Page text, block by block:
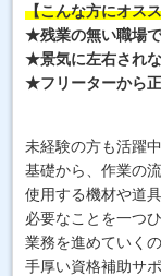
【こんな方にオス
★残業の無い職場
★景気に左右され
★フリーターから
未経験の方も活躍
基礎から、作業の
使用する機材や道
必要なことを一つ
業務を進めていく
手厚い資格補助サ